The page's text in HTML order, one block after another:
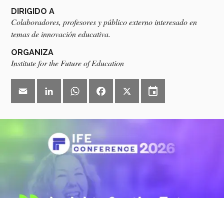
DIRIGIDO A
Colaboradores, profesores y público externo interesado en
temas de innovación educativa.
ORGANIZA
Institute for the Future of Education
event
X
Facebook
WhatsApp
LinkedIn
Email